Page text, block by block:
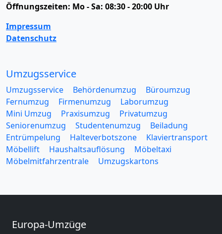
Öffnungszeiten: Mo - Sa: 08:30 - 20:00 Uhr
Impressum
Datenschutz
Umzugsservice
Umzugsservice Behördenumzug
Büroumzug
Fernumzug
Firmenumzug
Laborumzug
Mini Umzug
Praxisumzug
Privatumzug
Seniorenumzug
Studentenumzug
Beiladung
Entrümpelung
Halteverbotszone
Klaviertransport
Möbellift
Haushaltsauflösung
Möbeltaxi
Möbelmitfahrzentrale
Umzugskartons
Europa-Umzüge